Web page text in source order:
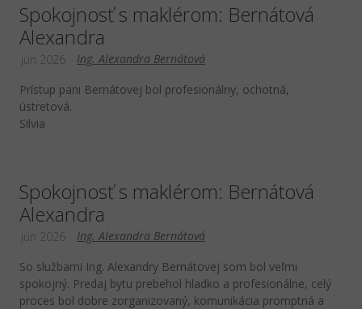
Spokojnosť s maklérom: Bernátová
Alexandra
Ing. Alexandra Bernátová
jún 2026
Prístup pani Bernátovej bol profesionálny, ochotná,
ústretová.
Silvia
Spokojnosť s maklérom: Bernátová
Alexandra
Ing. Alexandra Bernátová
jún 2026
So službami Ing. Alexandry Bernátovej som bol veľmi
spokojný. Predaj bytu prebehol hladko a profesionálne, celý
proces bol dobre zorganizovaný, komunikácia promptná a